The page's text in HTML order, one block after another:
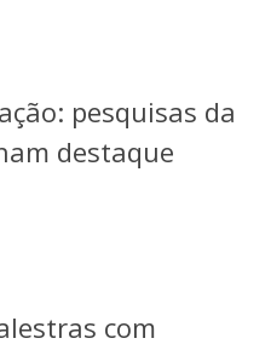
em Redepesquisas da
destaque
com